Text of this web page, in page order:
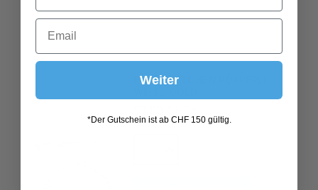
FUSSKETTCHEN PÖPPERLI
WEISS GOLD
Weiter
*Der Gutschein ist ab CHF 150 gültig.